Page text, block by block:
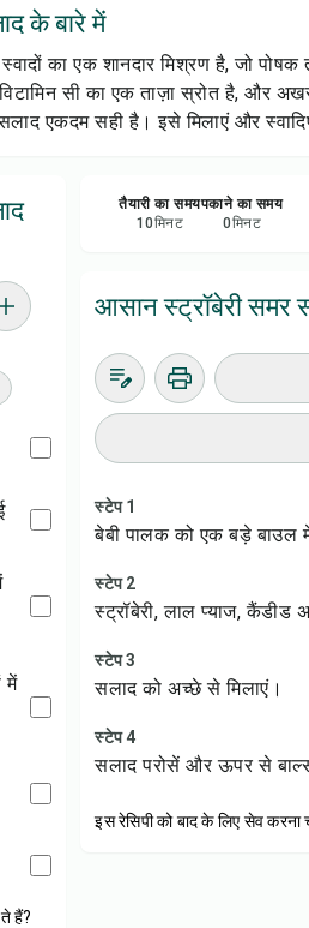
के बारे में
का एक शानदार मिश्रण है, जो
विटामिन सी का एक ताज़ा स्रोत है, और
एकदम सही है। इसे मिलाएं और
हैं?
तैयारी का समय
10मिनट
पकाने का समय
0मिनट
आसान स्ट्रॉबेरी समर
स्टेप 1
बेबी पालक को एक बड़े बाउल
स्टेप 2
स्ट्रॉबेरी, लाल प्याज,
स्टेप 3
सलाद को अच्छे से मिलाएं।
स्टेप 4
सलाद परोसें और ऊपर से
इस रेसिपी को बाद के लिए सेव करना